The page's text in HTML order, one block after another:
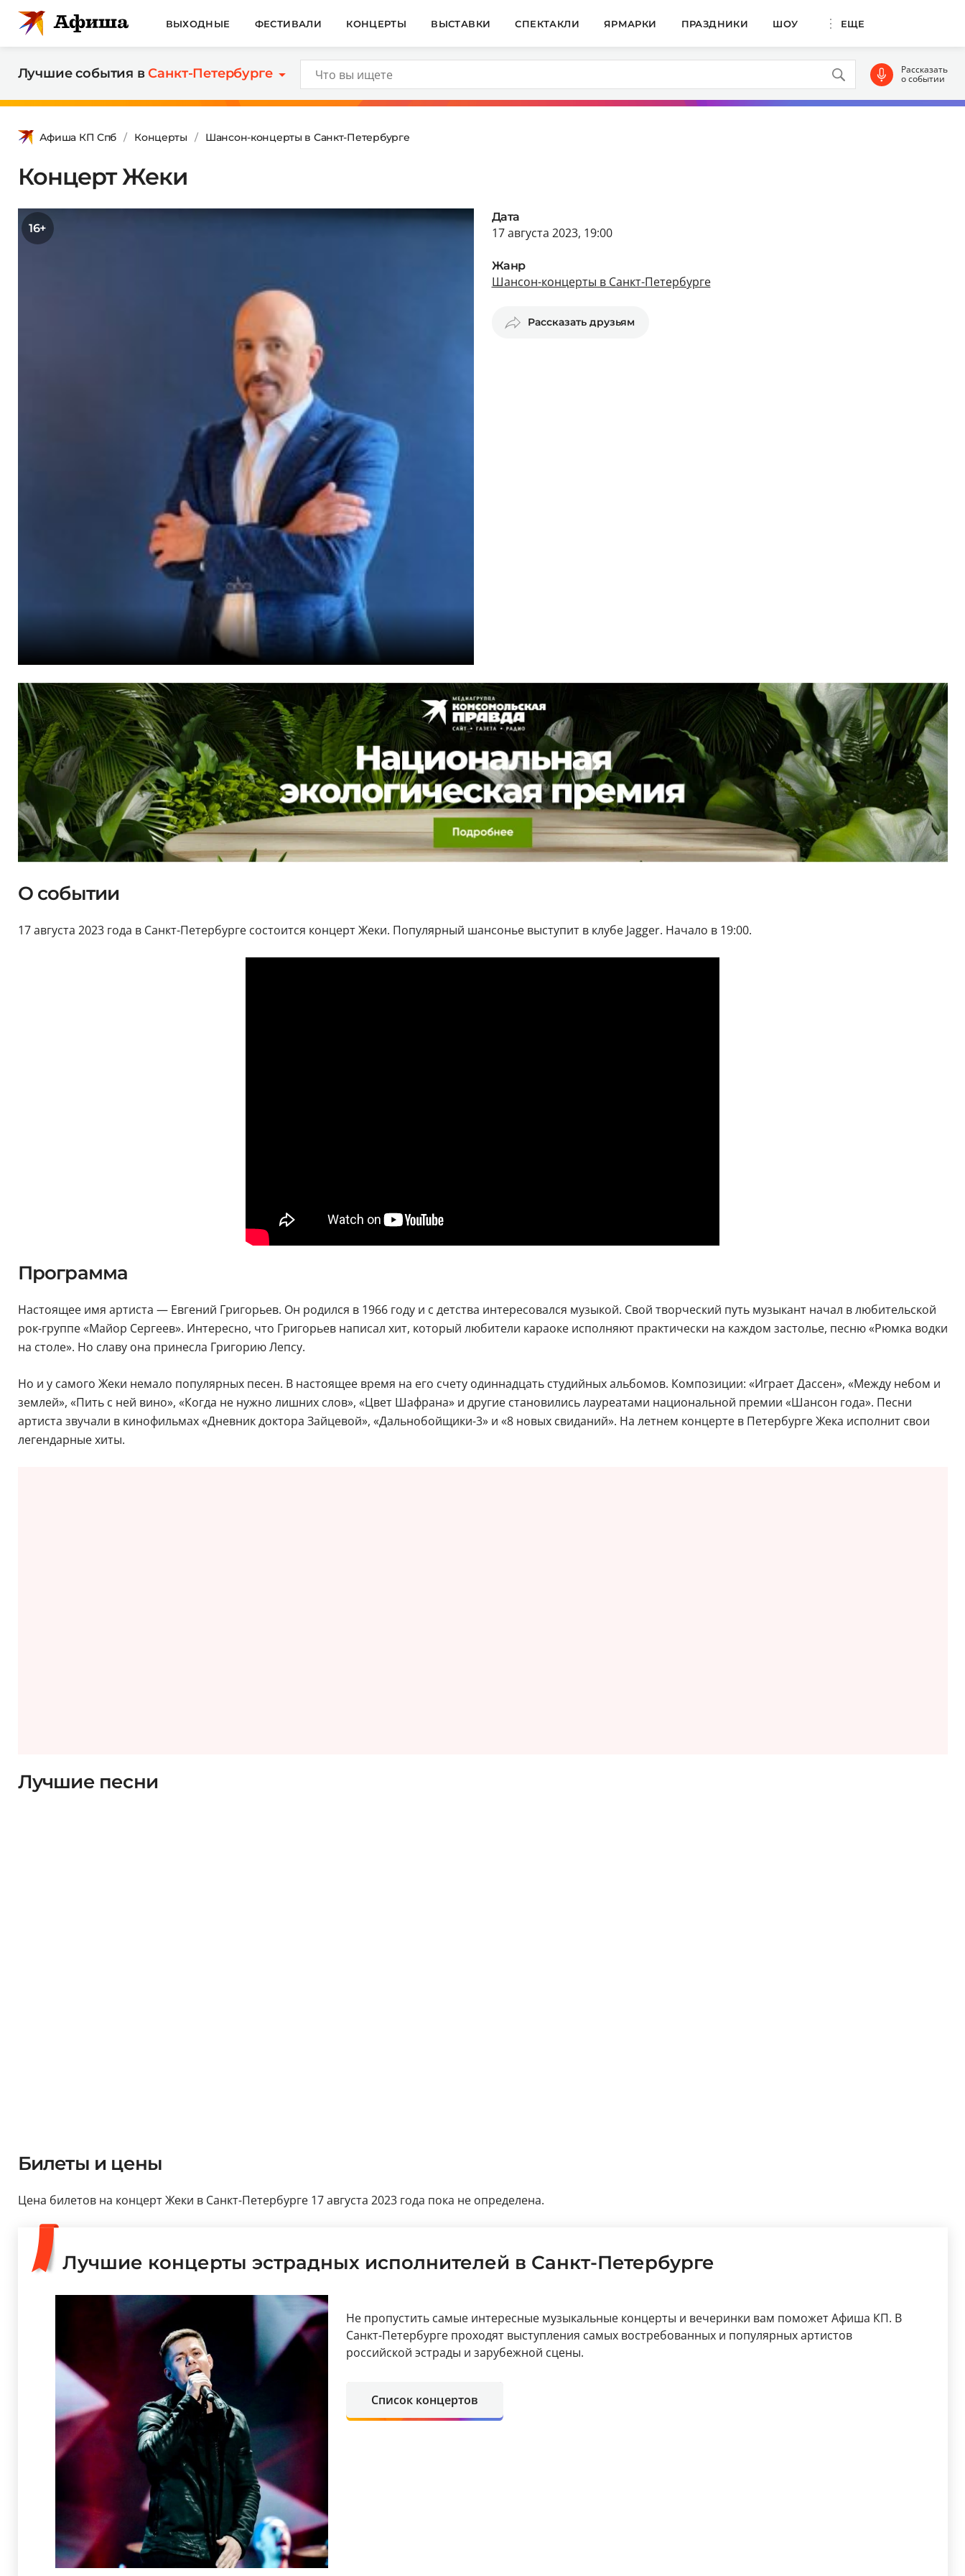
ВЫХОДНЫЕ ФЕСТИВАЛИ КОНЦЕРТЫ ВЫСТАВКИ СПЕКТАКЛИ ЯРМАРКИ ПРАЗДНИКИ ШОУ ЕЩЕ
Лучшие события вСанкт-Петербурге Рассказать
о событии
Афиша КП Спб Концерты Шансон-концерты в Санкт-Петербурге
Концерт Жеки
16+
Дата
17 августа 2023, 19:00
Жанр
Шансон-концерты в Санкт-Петербурге
Рассказать друзьям
О событии
17 августа 2023 года в Санкт-Петербурге состоится концерт Жеки. Популярный шансонье выступит в клубе Jagger. Начало в 19:00.
Программа
Настоящее имя артиста — Евгений Григорьев. Он родился в 1966 году и с детства интересовался музыкой. Свой творческий путь музыкант начал в любительской
рок-группе «Майор Сергеев». Интересно, что Григорьев написал хит, который любители караоке исполняют практически на каждом застолье, песню «Рюмка водки
на столе». Но славу она принесла Григорию Лепсу.
Но и у самого Жеки немало популярных песен. В настоящее время на его счету одиннадцать студийных альбомов. Композиции: «Играет Дассен», «Между небом и
землей», «Пить с ней вино», «Когда не нужно лишних слов», «Цвет Шафрана» и другие становились лауреатами национальной премии «Шансон года». Песни
артиста звучали в кинофильмах «Дневник доктора Зайцевой», «Дальнобойщики-3» и «8 новых свиданий». На летнем концерте в Петербурге Жека исполнит свои
легендарные хиты.
Лучшие песни
Билеты и цены
Цена билетов на концерт Жеки в Санкт-Петербурге 17 августа 2023 года пока не определена.
Лучшие концерты эстрадных исполнителей в Санкт-Петербурге
Не пропустить самые интересные музыкальные концерты и вечеринки вам поможет Афиша КП. В
Санкт-Петербурге проходят выступления самых востребованных и популярных артистов
российской эстрады и зарубежной сцены.
Список концертов